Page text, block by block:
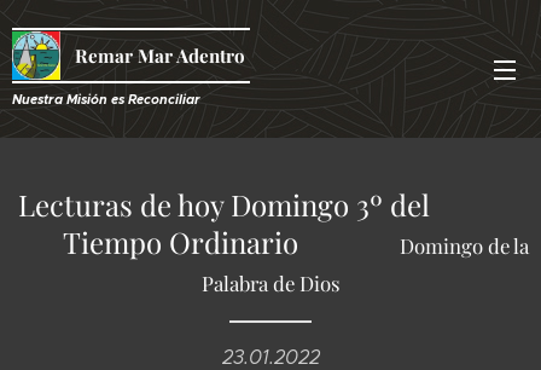
Remar Mar Adentro
Nuestra Misión es Reconciliar
Lecturas de hoy Domingo 3º del
Tiempo Ordinario
Domingo de la
Palabra de Dios
23.01.2022